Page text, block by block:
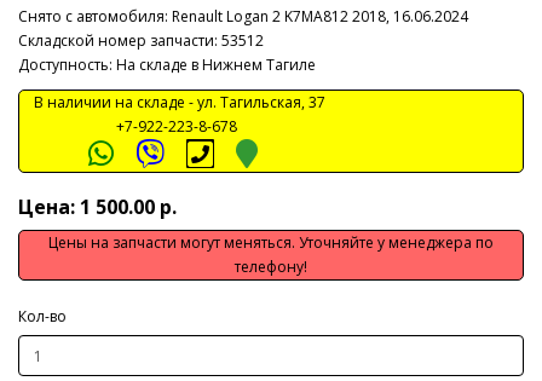
Снято с автомобиля: Renault Logan 2 K7MA812 2018, 16.06.2024
Складской номер запчасти: 53512
Доступность: На складе в Нижнем Тагиле
В наличии на складе -ул. Тагильская, 37
+7-922-223-8-678
Цена: 1 500.00 р.
Цены на запчасти могут меняться. Уточняйте у менеджера по
телефону!
Кол-во